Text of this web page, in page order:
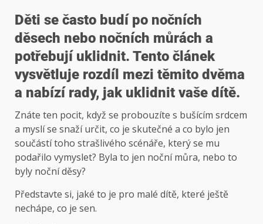
Děti se často budí po nočních
děsech nebo nočních můrách a
potřebují uklidnit. Tento článek
vysvětluje rozdíl mezi těmito dvěma
a nabízí rady, jak uklidnit vaše dítě.
Znáte ten pocit, když se probouzíte s bušícím srdcem
a myslí se snaží určit, co je skutečné a co bylo jen
součástí toho strašlivého scénáře, který se mu
podařilo vymyslet? Byla to jen noční můra, nebo to
byly noční děsy?
Představte si, jaké to je pro malé dítě, které ještě
nechápe, co je sen.